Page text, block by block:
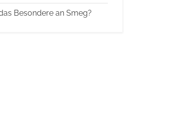
Besondere an Smeg?